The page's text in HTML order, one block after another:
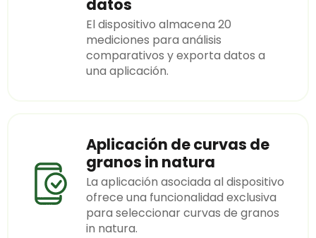
datos
El dispositivo almacena 20
mediciones para análisis
comparativos y exporta datos a
una aplicación.
Aplicación de curvas de
granos in natura
La aplicación asociada al dispositivo
ofrece una funcionalidad exclusiva
para seleccionar curvas de granos
in natura.